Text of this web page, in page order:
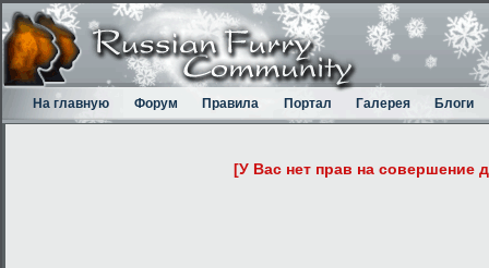
На главную Форум Правила Портал Галерея Блоги
[У Вас нет прав на совершение